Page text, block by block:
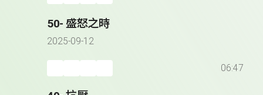
50- 盛怒之時
2025-09-12
06:47